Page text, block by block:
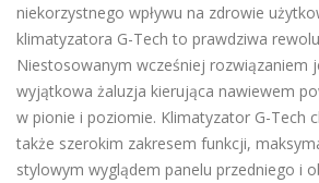
niekorzystnego wpływu na zdrowie
klimatyzatora G-Tech to prawdziwa
Niestosowanym wcześniej rozwiązaniem
wyjątkowa żaluzja kierująca nawiewem
w pionie i poziomie. Klimatyzator G-Tech
także szerokim zakresem funkcji,
stylowym wyglądem panelu przedniego i